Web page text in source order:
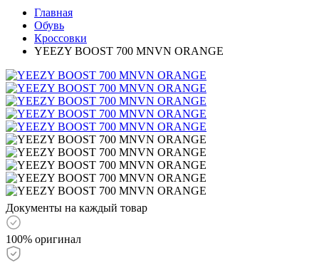
Главная
Обувь
Кроссовки
YEEZY BOOST 700 MNVN ORANGE
Документы на каждый товар
100% оригинал